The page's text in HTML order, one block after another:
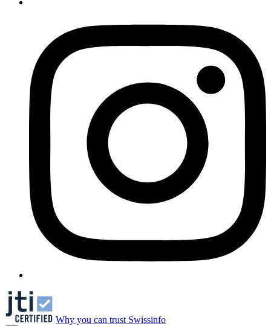
Why you can trust Swissinfo